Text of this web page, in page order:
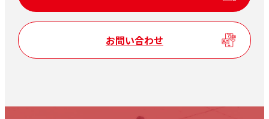
お問い合わせ